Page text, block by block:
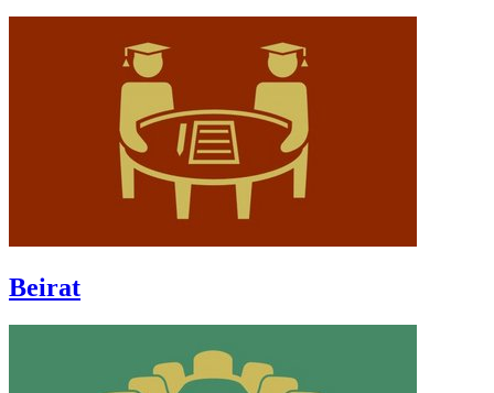
Beirat